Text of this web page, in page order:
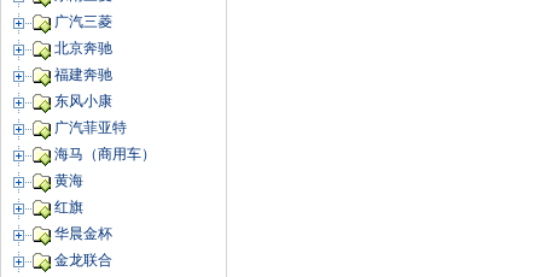
广汽三菱
北京奔驰
福建奔驰
东风小康
广汽菲亚特
海马（商用车）
黄海
红旗
华晨金杯
金龙联合